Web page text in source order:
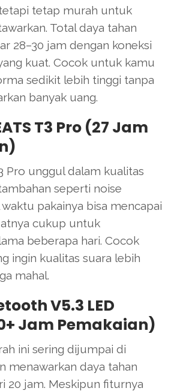
tetap murah untuk
Total daya tahan
28–30 jam dengan koneksi
kuat. Cocok untuk kamu
sedikit lebih tinggi tanpa
banyak uang.
T3 Pro (27 Jam
Pro unggul dalam kualitas
seperti noise
pakainya bisa mencapai
cukup untuk
beberapa hari. Cocok
ingin kualitas suara lebih
mahal.
V5.3 LED
Jam Pemakaian)
ini sering dijumpai di
menawarkan daya tahan
20 jam. Meskipun fiturnya